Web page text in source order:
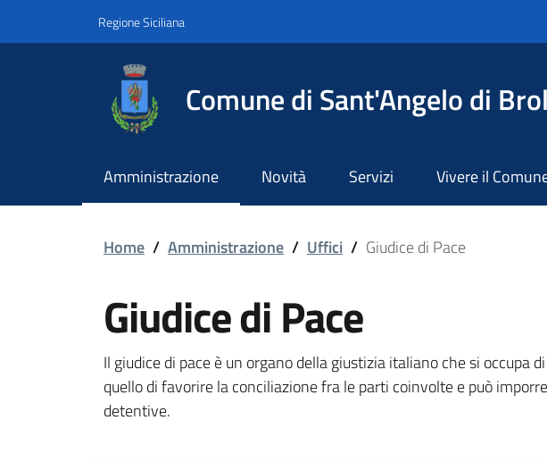
Regione Siciliana
Comune di Sant'Angelo di
Amministrazione Novità Servizi Vivere il
Giudice di Pace
Home / Amministrazione / Uffici / Giudice di Pace
Giudice di Pace
Il giudice di pace è un organo della giustizia italiano che si occupa
quello di favorire la conciliazione fra le parti coinvolte e può
detentive.